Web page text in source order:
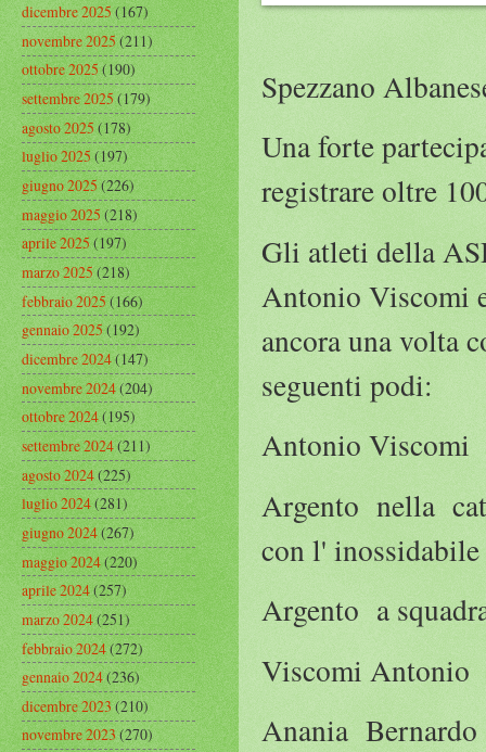
Spezzano
Una forte
registrare oltre
Gli atleti della
Antonio Viscomi
ancora una volta
seguenti podi:
Antonio Viscomi
Argento nella
con l'
Argento a
Viscomi Antonio
Anania Bernardo
dicembre 2025(167)
novembre 2025(211)
ottobre 2025(190)
settembre 2025(179)
agosto 2025(178)
luglio 2025(197)
giugno 2025(226)
maggio 2025(218)
aprile 2025(197)
marzo 2025(218)
febbraio 2025(166)
gennaio 2025(192)
dicembre 2024(147)
novembre 2024(204)
ottobre 2024(195)
settembre 2024(211)
agosto 2024(225)
luglio 2024(281)
giugno 2024(267)
maggio 2024(220)
aprile 2024(257)
marzo 2024(251)
febbraio 2024(272)
gennaio 2024(236)
dicembre 2023(210)
novembre 2023(270)